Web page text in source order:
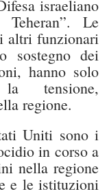
israeliano
Le
altri funzionari
sostegno dei
hanno solo
la tensione,
regione.
Uniti sono i
in corso a
nella regione
e le istituzioni